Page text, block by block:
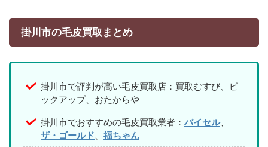
掛川市の毛皮買取まとめ
掛川市で評判が高い毛皮買取店：買取むすび、ピ
ックアップ、おたからや
掛川市でおすすめの毛皮買取業者： バイセル、
ザ・ゴールド
福ちゃん